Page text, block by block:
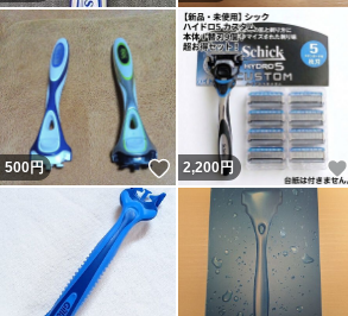
500円 いいね！
2,200円